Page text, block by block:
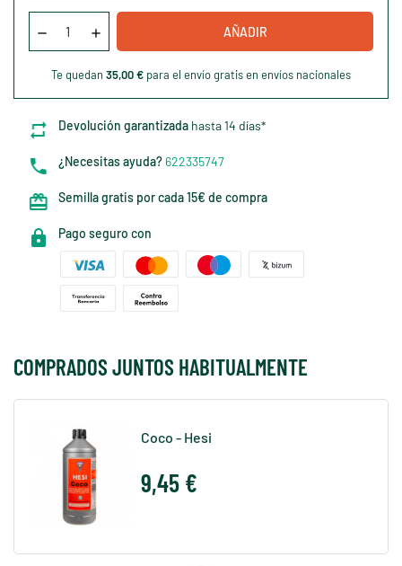
AÑADIR
Te quedan 35,00 € para el envío gratis en envíos nacionales
Devolución garantizada hasta 14 días*
¿Necesitas ayuda?622335747
Semilla gratis por cada 15€ de compra
Pago seguro con
COMPRADOS JUNTOS HABITUALMENTE
Coco - Hesi
9,45 €